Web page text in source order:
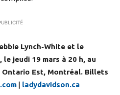
Lynch-White et le
jeudi 19 mars à 20 h, au
Ontario Est, Montréal. Billets
| ladydavidson.ca